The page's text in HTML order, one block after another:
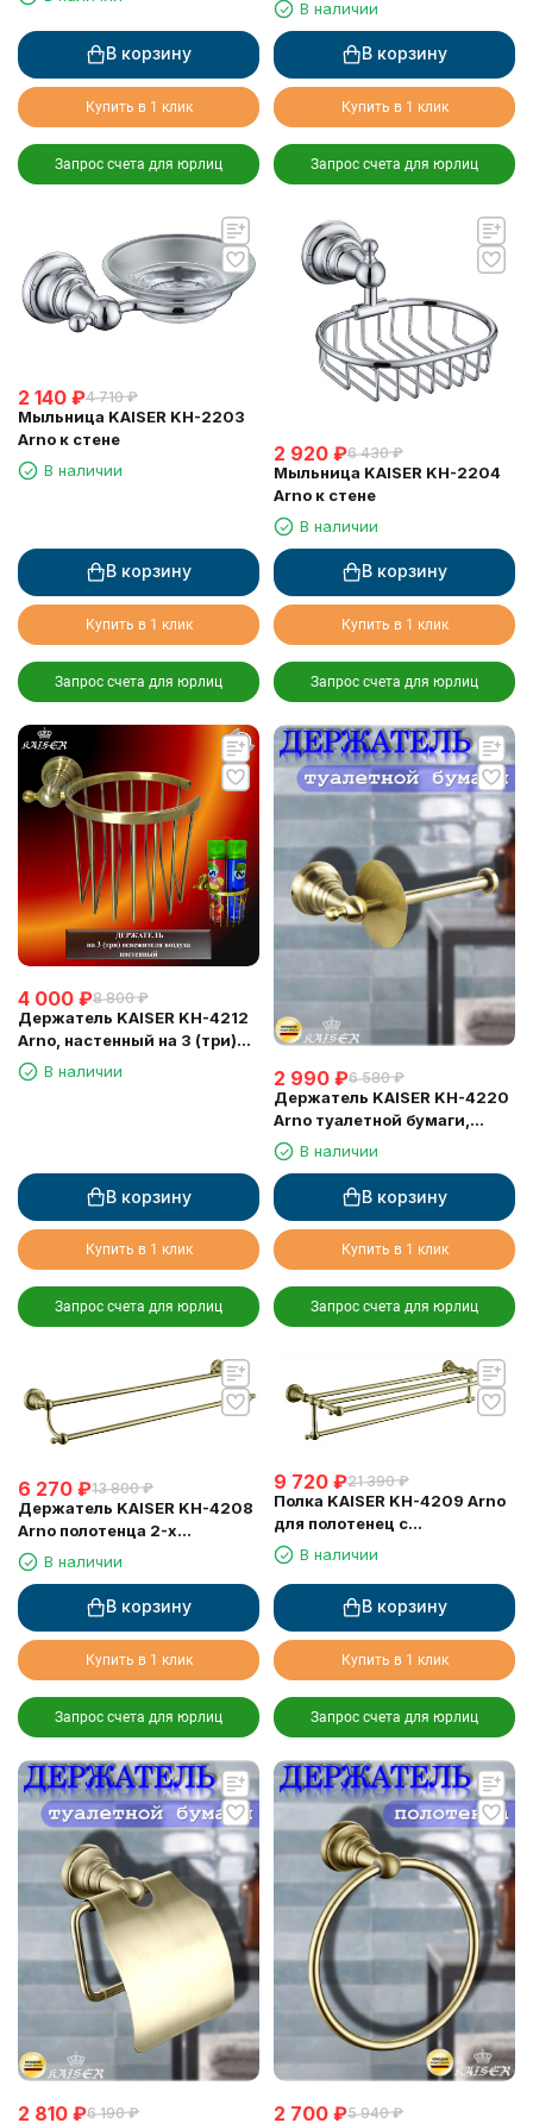
В корзину
Купить в 1 клик
Запрос счета для юрлиц
В наличии
В корзину
Купить в 1 клик
Запрос счета для юрлиц
2 140 ₽4 710 ₽
Мыльница KAISER KH-2203
Arno к стене
В наличии
В корзину
Купить в 1 клик
Запрос счета для юрлиц
2 920 ₽6 430 ₽
Мыльница KAISER KH-2204
Arno к стене
В наличии
В корзину
Купить в 1 клик
Запрос счета для юрлиц
4 000 ₽8 800 ₽
Держатель KAISER KH-4212
Arno, настенный на 3 (три)
освежителя воздуха
В наличии
В корзину
Купить в 1 клик
Запрос счета для юрлиц
2 990 ₽6 580 ₽
Держатель KAISER KH-4220
Arno туалетной бумаги,
настенный
В наличии
В корзину
Купить в 1 клик
Запрос счета для юрлиц
6 270 ₽13 800 ₽
Держатель KAISER KH-4208
Arno полотенца 2-х
уровневый 63 см
В наличии
В корзину
Купить в 1 клик
Запрос счета для юрлиц
9 720 ₽21 390 ₽
Полка KAISER KH-4209 Arno
для полотенец с
держателем
В наличии
В корзину
Купить в 1 клик
Запрос счета для юрлиц
2 810 ₽6 190 ₽ 2 700 ₽5 940 ₽